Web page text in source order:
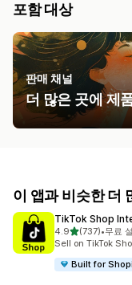
포함 대상
판매 채널
더 많은 곳에 제
이 앱과 비슷한 더
TikTok Shop
4.9별 5개 중
(737)
총 리뷰 737개
•무료
Sell on TikTok
Built for